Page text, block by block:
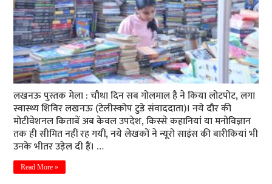
लखनऊ पुस्तक मेला : चौथा दिन सब गोलमाल है ने किया लोटपोट, लगा
स्वास्थ्य शिविर लखनऊ (टेलीस्कोप टुडे संवाददाता)। नये दौर की
मोटीवेशनल किताबें अब केवल उपदेश, किस्से कहानियांं या मनोविज्ञान
तक ही सीमित नहीं रह गयीं, नये लेखकों ने न्यूरो साइंस की बारीकियां भी
उनके भीतर उड़ेल दी हैं। …
Read More »